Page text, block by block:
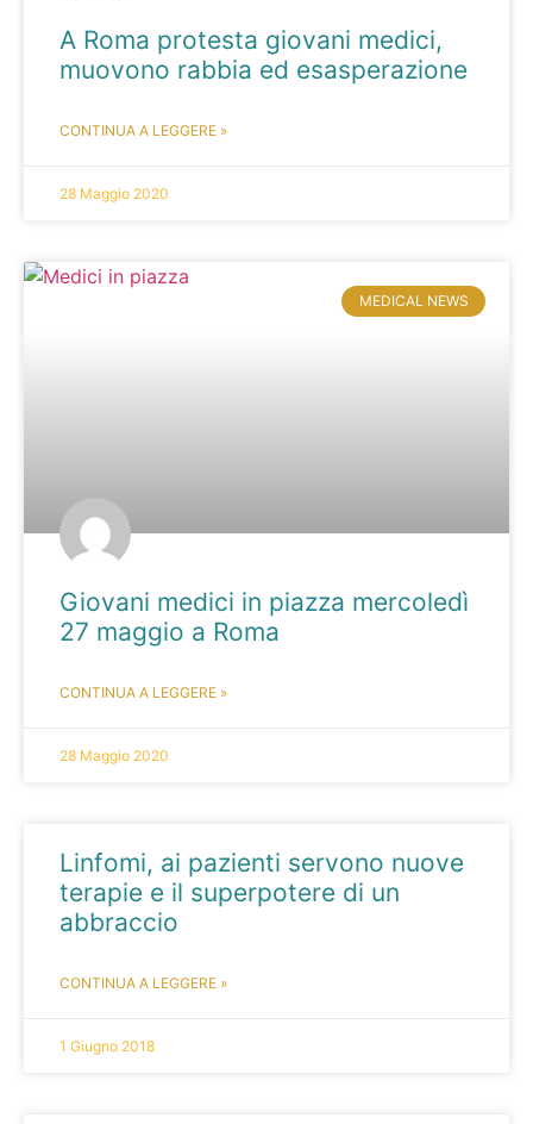
A Roma protesta giovani medici,
muovono rabbia ed esasperazione
CONTINUA A LEGGERE »
28 Maggio 2020
MEDICAL NEWS
Giovani medici in piazza mercoledì
27 maggio a Roma
CONTINUA A LEGGERE »
28 Maggio 2020
Linfomi, ai pazienti servono nuove
terapie e il superpotere di un
abbraccio
CONTINUA A LEGGERE »
1 Giugno 2018